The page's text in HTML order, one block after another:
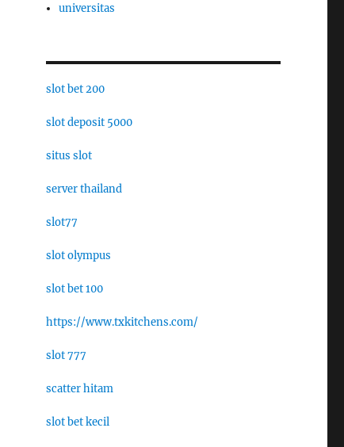
universitas
slot bet 200
slot deposit 5000
situs slot
server thailand
slot77
slot olympus
slot bet 100
https://www.txkitchens.com/
slot 777
scatter hitam
slot bet kecil